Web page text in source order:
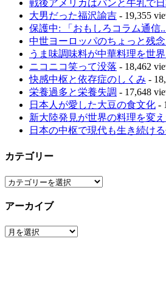
戦後アメリカはパンと牛乳で
大男だった福沢諭吉 - 19,355
保護中: 「おもしろコラム通信
中世ヨーロッパのちょっと残
うま味調味料が中華料理を世
ニコニコ笑って没落 - 18,462
快感中枢と依存症のしくみ -
栄養過多と栄養失調 - 17,648
日本人が愛した大豆の食文化 -
新大陸発見が世界の料理を変
日本の中枢で現代も生き続け
カテゴリー
カ
ゴ
ー
アーカイブ
ア